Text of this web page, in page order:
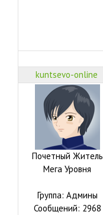
kuntsevo-online
Почетный Житель
Мега Уровня
Группа: Админы
Сообщений: 2968